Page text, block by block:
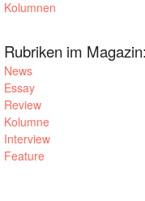
Kolumnen
Rubriken im Magazin:
News
Essay
Review
Kolumne
Interview
Feature